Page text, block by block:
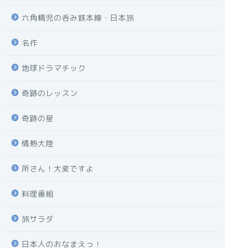
六角精児の呑み鉄本線・日本旅
名作
地球ドラマチック
奇跡のレッスン
奇跡の星
情熱大陸
所さん！大変ですよ
料理番組
旅サラダ
日本人のおなまえっ！